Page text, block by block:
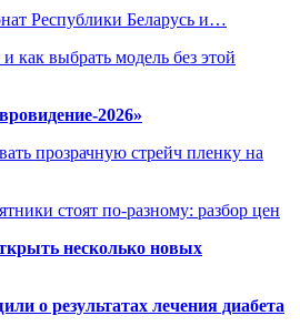
Республики Беларусь и…
как выбрать модель без этой
2026»
прозрачную стрейч пленку на
стоят по-разному: разбор цен
несколько новых
о результатах лечения диабета